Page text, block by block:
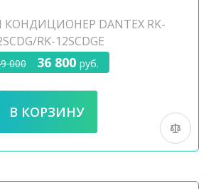
DANTEX RK-
RK-12SCDGE
000 36 800 руб.